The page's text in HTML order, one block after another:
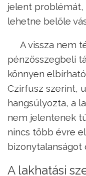
jelent problémát,
lehetne belőle
A vissza nem
pénzösszegbeli
könnyen
Czirfusz szerint,
hangsúlyozta, a
nem jelentenek
nincs több évre
bizonytalanságot
A lakhatási